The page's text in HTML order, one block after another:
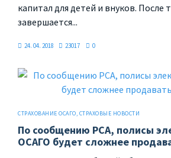
капитал для детей и внуков. После
завершается...
24. 04. 2018 23017 0
СТРАХОВАНИЕ ОСАГО, СТРАХОВЫЕ НОВОСТИ
По сообщению РСА, полисы
ОСАГО будет сложнее